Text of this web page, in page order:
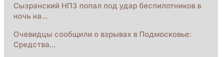
Сызранский НПЗ попал под удар беспилотников в
ночь на…
Очевидцы сообщили о взрывах в Подмосковье:
Средства…